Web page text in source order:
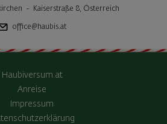
- Kaiserstraße 8, Österreich
office@haubis.at
Haubiversum.at
Anreise
Impressum